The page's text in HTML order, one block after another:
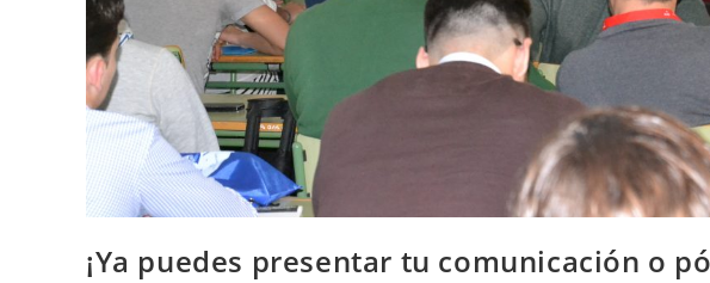
¡Ya puedes presentar tu comunicación o